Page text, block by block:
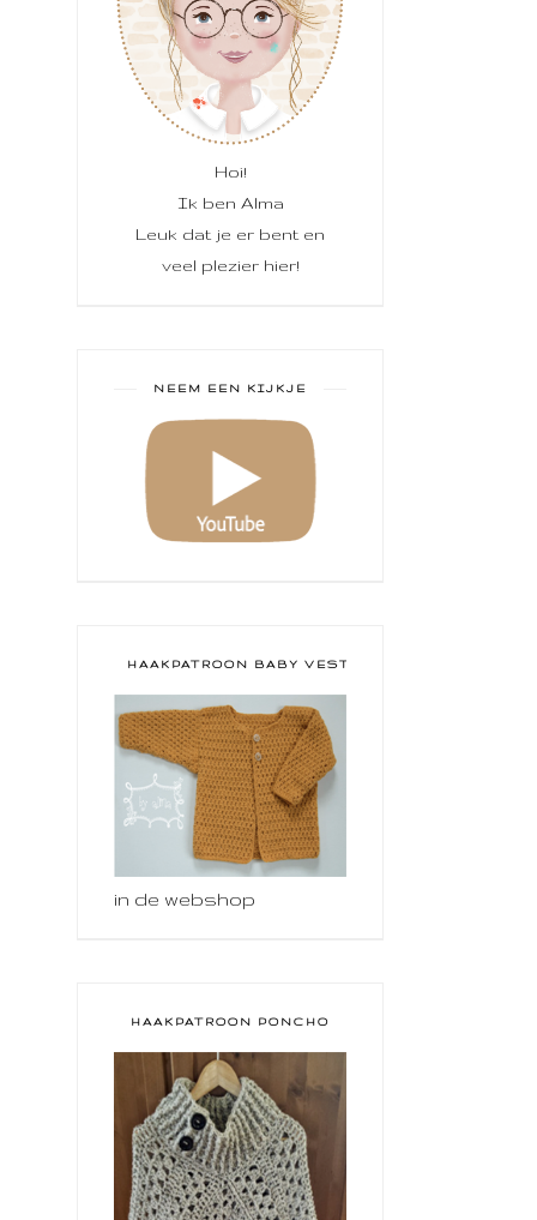
Hoi!
Ik ben Alma
Leuk dat je er bent en
veel plezier hier!
NEEM EEN KIJKJE
HAAKPATROON BABY VESTJE
in de webshop
HAAKPATROON PONCHO